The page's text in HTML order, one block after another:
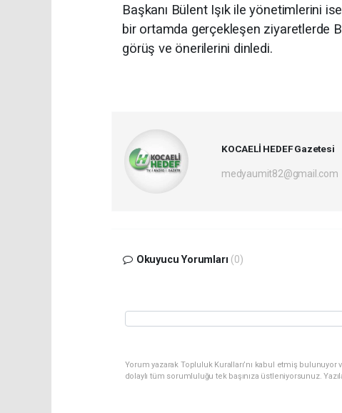
Başkanı Bülent Işık ile yönetimlerini
bir ortamda gerçekleşen ziyaretlerde
görüş ve önerilerini dinledi.
KOCAELİ HEDEF Gazetesi
medyaumit82@gmail.com
Okuyucu Yorumları (0)
Yorum yazarak Topluluk Kuralları’nı kabul etmiş
dolaylı tüm sorumluluğu tek başınıza üstleniyorsunuz.